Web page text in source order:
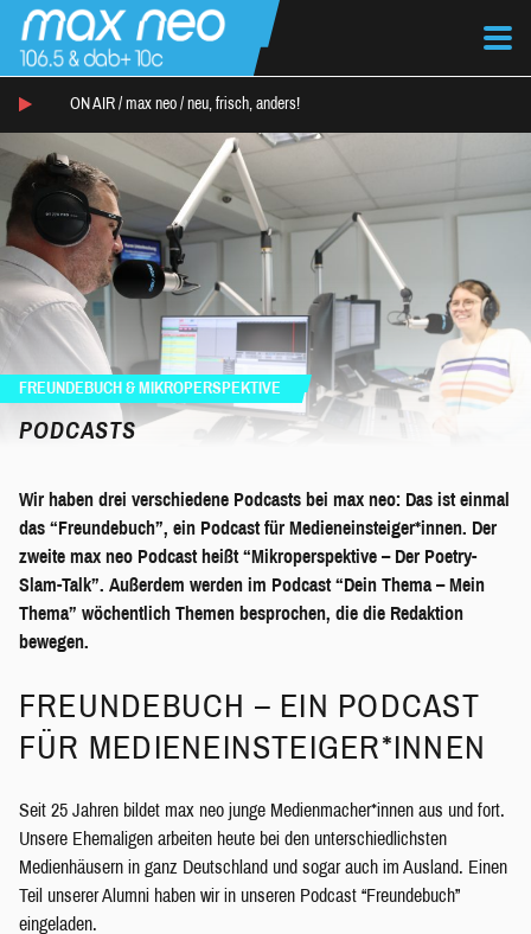
ON AIR / max neo / neu, frisch, anders!
FREUNDEBUCH & MIKROPERSPEKTIVE
PODCASTS
Wir haben drei verschiedene Podcasts bei max neo: Das ist einmal
das “Freundebuch”, ein Podcast für Medieneinsteiger*innen. Der
zweite max neo Podcast heißt “Mikroperspektive – Der Poetry-
Slam-Talk”. Außerdem werden im Podcast “Dein Thema – Mein
Thema” wöchentlich Themen besprochen, die die Redaktion
bewegen.
FREUNDEBUCH – EIN PODCAST
FÜR MEDIENEINSTEIGER*INNEN
Seit 25 Jahren bildet max neo junge Medienmacher*innen aus und fort.
Unsere Ehemaligen arbeiten heute bei den unterschiedlichsten
Medienhäusern in ganz Deutschland und sogar auch im Ausland. Einen
Teil unserer Alumni haben wir in unseren Podcast “Freundebuch”
eingeladen.